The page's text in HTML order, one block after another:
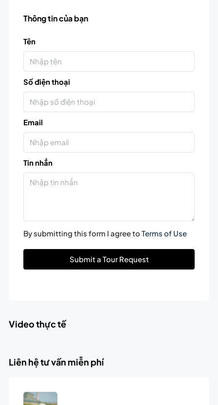
Thông tin của bạn
Tên
Số điện thoại
Email
Tin nhắn
By submitting this form I agree to Terms of Use
Submit a Tour Request
Video thực tế
Liên hệ tư vấn miễn phí